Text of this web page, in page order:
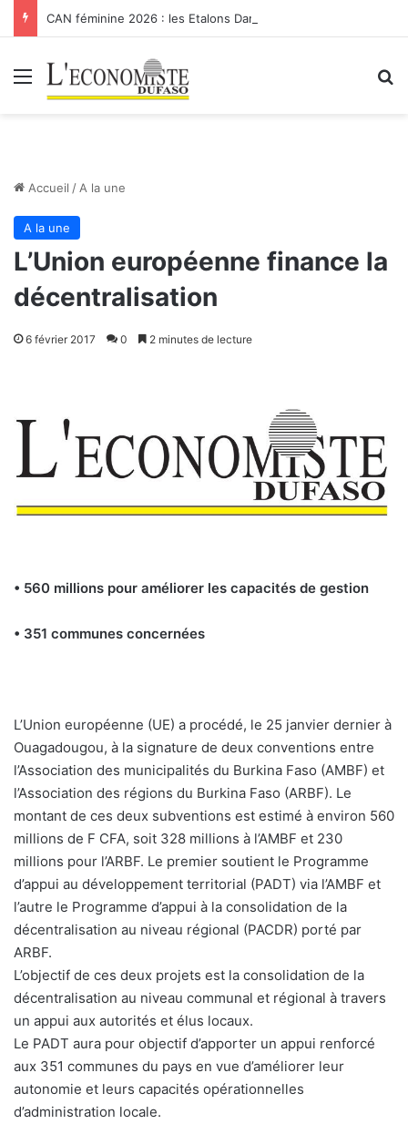
Menu
Accueil / A la une
A la une
L’Union européenne finance la
décentralisation
6 février 2017 0 2 minutes de lecture
• 560 millions pour améliorer les capacités de gestion
• 351 communes concernées
L’Union européenne (UE) a procédé, le 25 janvier dernier à
Ouagadougou, à la signature de deux conventions entre
l’Association des municipalités du Burkina Faso (AMBF) et
l’Association des régions du Burkina Faso (ARBF). Le
montant de ces deux subventions est estimé à environ 560
millions de F CFA, soit 328 millions à l’AMBF et 230
millions pour l’ARBF. Le premier soutient le Programme
d’appui au développement territorial (PADT) via l’AMBF et
l’autre le Programme d’appui à la consolidation de la
décentralisation au niveau régional (PACDR) porté par
ARBF.
L’objectif de ces deux projets est la consolidation de la
décentralisation au niveau communal et régional à travers
un appui aux autorités et élus locaux.
Le PADT aura pour objectif d’apporter un appui renforcé
aux 351 communes du pays en vue d’améliorer leur
autonomie et leurs capacités opérationnelles
d’administration locale.